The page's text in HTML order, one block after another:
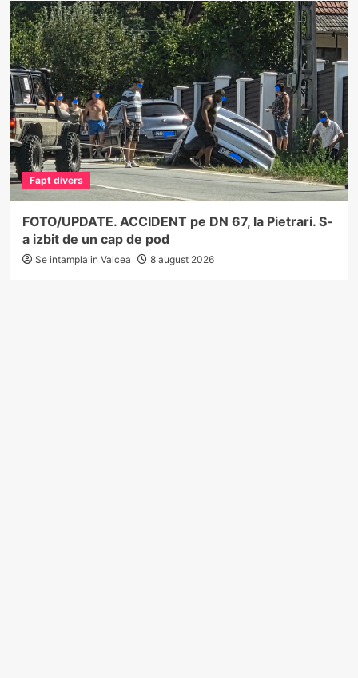
Fapt divers
FOTO/UPDATE. ACCIDENT pe DN 67, la Pietrari. S-
a izbit de un cap de pod
Se intampla in Valcea 8 august 2026